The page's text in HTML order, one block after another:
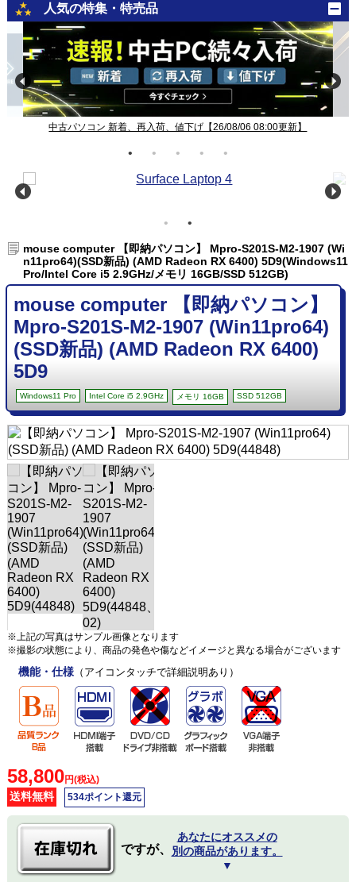
人気の特集・特売品
中古パソコン 新着、再入荷、値下げ【26/08/06 08:00更新】
mouse computer 【即納パソコン】 Mpro-S201S-M2-1907 (Wi
n11pro64)(SSD新品) (AMD Radeon RX 6400) 5D9(Windows11
Pro/Intel Core i5 2.9GHz/メモリ 16GB/SSD 512GB)
mouse computer 【即納パソコン】
Mpro-S201S-M2-1907 (Win11pro64)
(SSD新品) (AMD Radeon RX 6400)
5D9
Windows11 Pro Intel Core i5 2.9GHz メモリ 16GB SSD 512GB
※上記の写真はサンプル画像となります
※撮影の状態により、商品の発色や傷などイメージと異なる場合がございます
機能・仕様（アイコンタッチで詳細説明あり）
58,800円(税込)
送料無料 534ポイント還元
ですが、
あなたにオススメの
別の商品があります。
▼